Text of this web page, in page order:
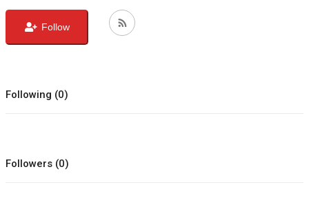
व्यापार
रोजगार
Follow
Following (0)
Followers (0)